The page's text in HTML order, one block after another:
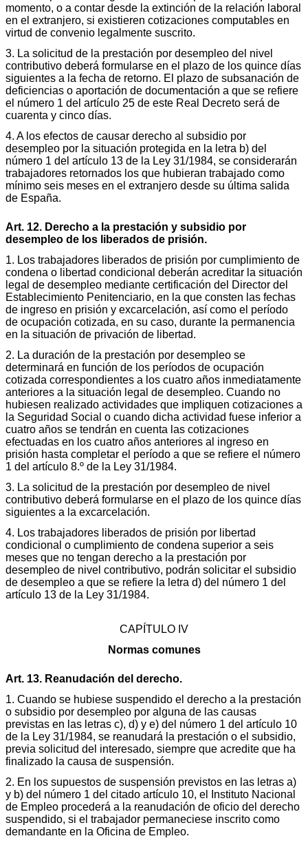
momento, o a contar desde la extinción de la relación laboral
en el extranjero, si existieren cotizaciones computables en
virtud de convenio legalmente suscrito.
3. La solicitud de la prestación por desempleo del nivel
contributivo deberá formularse en el plazo de los quince días
siguientes a la fecha de retorno. El plazo de subsanación de
deficiencias o aportación de documentación a que se refiere
el número 1 del artículo 25 de este Real Decreto será de
cuarenta y cinco días.
4. A los efectos de causar derecho al subsidio por
desempleo por la situación protegida en la letra b) del
número 1 del artículo 13 de la Ley 31/1984, se considerarán
trabajadores retornados los que hubieran trabajado como
mínimo seis meses en el extranjero desde su última salida
de España.
Art. 12. Derecho a la prestación y subsidio por
desempleo de los liberados de prisión.
1. Los trabajadores liberados de prisión por cumplimiento de
condena o libertad condicional deberán acreditar la situación
legal de desempleo mediante certificación del Director del
Establecimiento Penitenciario, en la que consten las fechas
de ingreso en prisión y excarcelación, así como el período
de ocupación cotizada, en su caso, durante la permanencia
en la situación de privación de libertad.
2. La duración de la prestación por desempleo se
determinará en función de los períodos de ocupación
cotizada correspondientes a los cuatro años inmediatamente
anteriores a la situación legal de desempleo. Cuando no
hubiesen realizado actividades que impliquen cotizaciones a
la Seguridad Social o cuando dicha actividad fuese inferior a
cuatro años se tendrán en cuenta las cotizaciones
efectuadas en los cuatro años anteriores al ingreso en
prisión hasta completar el período a que se refiere el número
1 del artículo 8.º de la Ley 31/1984.
3. La solicitud de la prestación por desempleo de nivel
contributivo deberá formularse en el plazo de los quince días
siguientes a la excarcelación.
4. Los trabajadores liberados de prisión por libertad
condicional o cumplimiento de condena superior a seis
meses que no tengan derecho a la prestación por
desempleo de nivel contributivo, podrán solicitar el subsidio
de desempleo a que se refiere la letra d) del número 1 del
artículo 13 de la Ley 31/1984.
CAPÍTULO IV
Normas comunes
Art. 13. Reanudación del derecho.
1. Cuando se hubiese suspendido el derecho a la prestación
o subsidio por desempleo por alguna de las causas
previstas en las letras c), d) y e) del número 1 del artículo 10
de la Ley 31/1984, se reanudará la prestación o el subsidio,
previa solicitud del interesado, siempre que acredite que ha
finalizado la causa de suspensión.
2. En los supuestos de suspensión previstos en las letras a)
y b) del número 1 del citado artículo 10, el Instituto Nacional
de Empleo procederá a la reanudación de oficio del derecho
suspendido, si el trabajador permaneciese inscrito como
demandante en la Oficina de Empleo.